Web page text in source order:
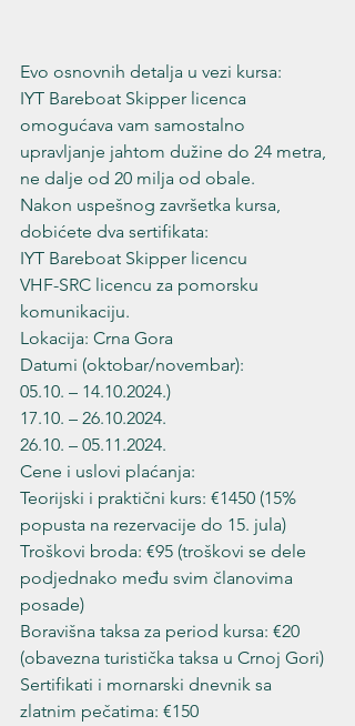
Evo osnovnih detalja u vezi kursa:
IYT Bareboat Skipper licenca
omogućava vam samostalno
upravljanje jahtom dužine do 24 metra,
ne dalje od 20 milja od obale.
Nakon uspešnog završetka kursa,
dobićete dva sertifikata:
IYT Bareboat Skipper licencu
VHF-SRC licencu za pomorsku
komunikaciju.
Lokacija: Crna Gora
Datumi (oktobar/novembar):
05.10. – 14.10.2024.)
17.10. – 26.10.2024.
26.10. – 05.11.2024.
Cene i uslovi plaćanja:
Teorijski i praktični kurs: €1450 (15%
popusta na rezervacije do 15. jula)
Troškovi broda: €95 (troškovi se dele
podjednako među svim članovima
posade)
Boravišna taksa za period kursa: €20
(obavezna turistička taksa u Crnoj Gori)
Sertifikati i mornarski dnevnik sa
zlatnim pečatima: €150